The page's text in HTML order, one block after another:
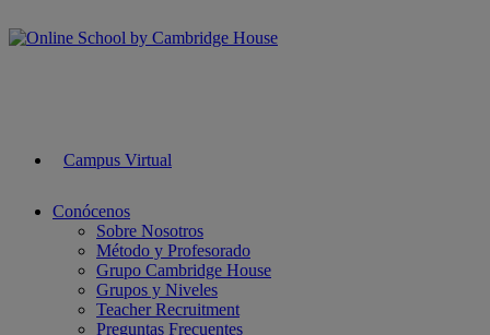
Campus Virtual
Conócenos
Sobre Nosotros
Método y Profesorado
Grupo Cambridge House
Grupos y Niveles
Teacher Recruitment
Preguntas Frecuentes